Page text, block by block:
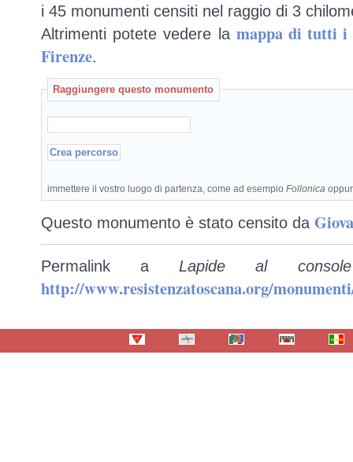
i 45 monumenti censiti nel raggio di 3
Altrimenti potete vedere la mappa di tutti i
Firenze.
Raggiungere questo monumento
immettere il vostro luogo di partenza, come ad esempio Follonica
Questo monumento è stato censito da
Permalink a Lapide al
http://www.resistenzatoscana.org/